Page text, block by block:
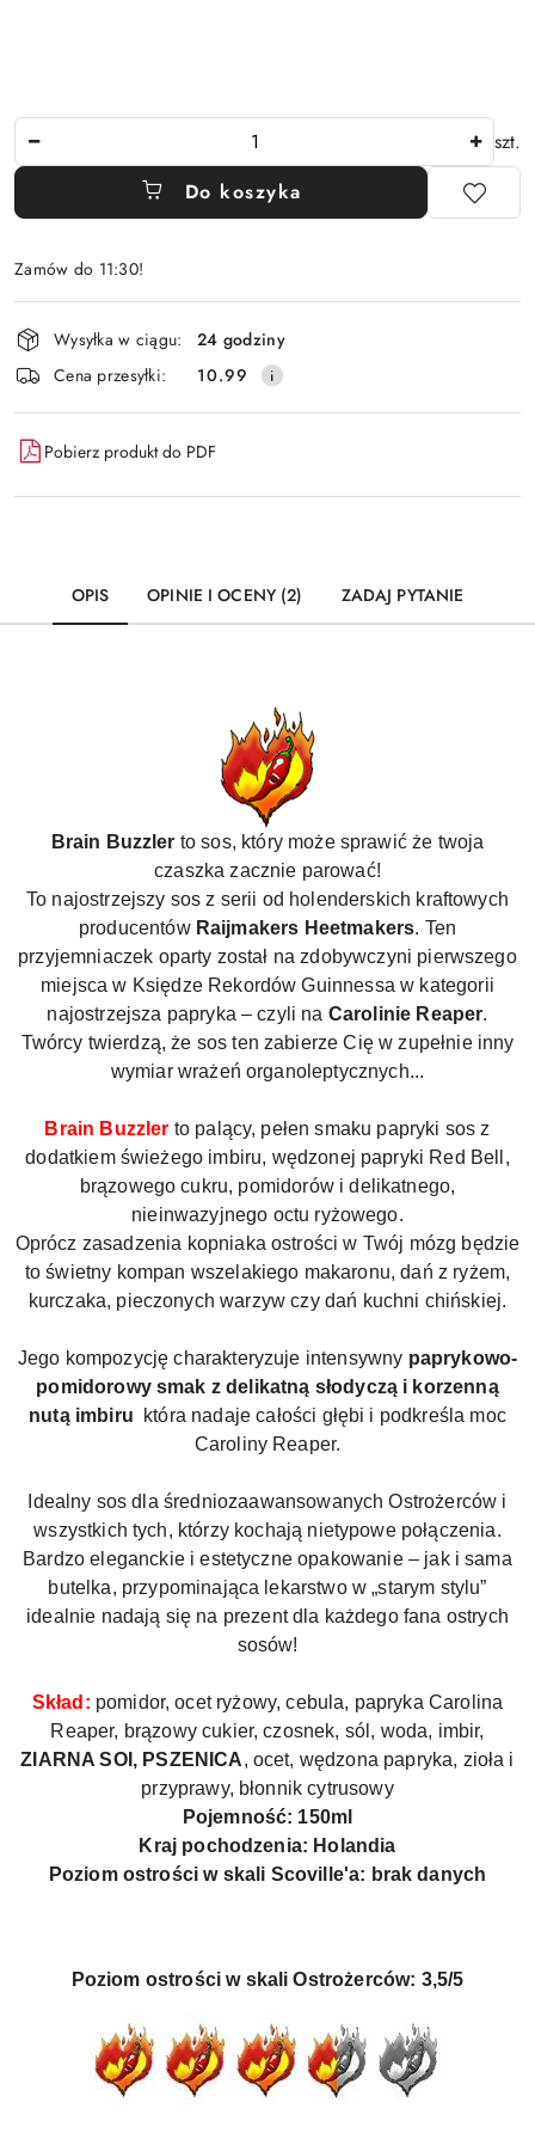
szt.
Do koszyka
Zamów do 11:30!
Dostępność
i
dostawa
Wysyłka w ciągu:
24 godziny
Cena przesyłki:
10.99
Pobierz produkt do PDF
OPIS OPINIE I OCENY (2) ZADAJ PYTANIE
Brain Buzzler to sos, który może sprawić że twoja
czaszka zacznie parować!
To najostrzejszy sos z serii od holenderskich kraftowych
producentów Raijmakers Heetmakers. Ten
przyjemniaczek oparty został na zdobywczyni pierwszego
miejsca w Księdze Rekordów Guinnessa w kategorii
najostrzejsza papryka – czyli na Carolinie Reaper.
Twórcy twierdzą, że sos ten zabierze Cię w zupełnie inny
wymiar wrażeń organoleptycznych...
Brain Buzzler to palący, pełen smaku papryki sos z
dodatkiem świeżego imbiru, wędzonej papryki Red Bell,
brązowego cukru, pomidorów i delikatnego,
nieinwazyjnego octu ryżowego.
Oprócz zasadzenia kopniaka ostrości w Twój mózg będzie
to świetny kompan wszelakiego makaronu, dań z ryżem,
kurczaka, pieczonych warzyw czy dań kuchni chińskiej.
Jego kompozycję charakteryzuje intensywny paprykowo-
pomidorowy smak z delikatną słodyczą i korzenną
nutą imbiru
która nadaje całości głębi i podkreśla moc
Caroliny Reaper.
Idealny sos dla średniozaawansowanych Ostrożerców i
wszystkich tych, którzy kochają nietypowe połączenia.
Bardzo eleganckie i estetyczne opakowanie – jak i sama
butelka, przypominająca lekarstwo w „starym stylu”
idealnie nadają się na prezent dla każdego fana ostrych
sosów!
Skład: pomidor, ocet ryżowy, cebula, papryka Carolina
Reaper, brązowy cukier, czosnek, sól, woda, imbir,
ZIARNA SOI, PSZENICA, ocet, wędzona papryka, zioła i
przyprawy, błonnik cytrusowy
Pojemność: 150ml
Kraj pochodzenia: Holandia
Poziom ostrości w skali Scoville'a: brak danych
Poziom ostrości w skali Ostrożerców: 3,5/5